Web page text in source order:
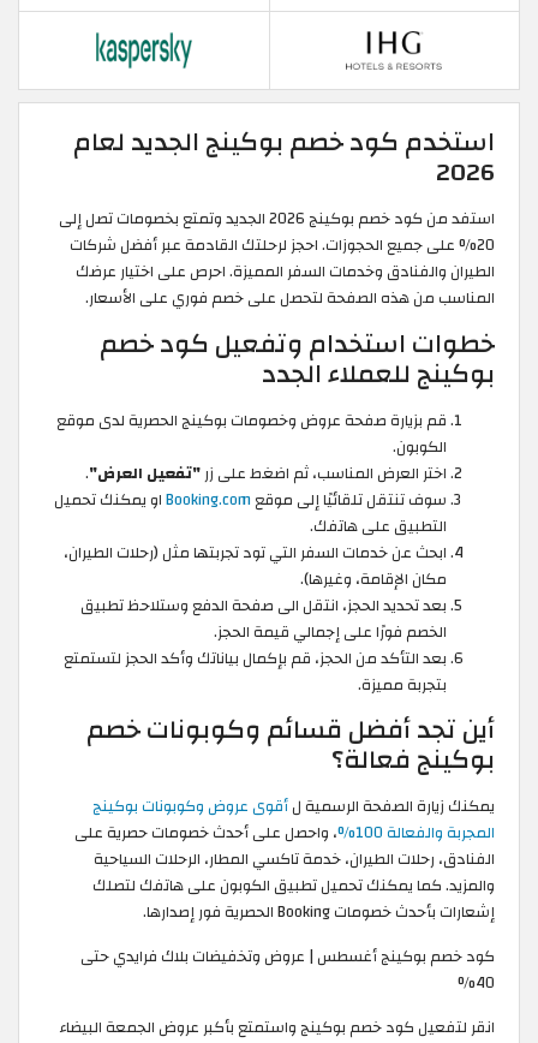
استخدم كود خصم بوكينج الجديد لعام
2026
استفد من كود خصم بوكينج 2026 الجديد وتمتع بخصومات تصل إلى
20% على جميع الحجوزات. احجز لرحلتك القادمة عبر أفضل شركات
الطيران والفنادق وخدمات السفر المميزة. احرص على اختيار عرضك
المناسب من هذه الصفحة لتحصل على خصم فوري على الأسعار.
خطوات استخدام وتفعيل كود خصم
بوكينج للعملاء الجدد
قم بزيارة صفحة عروض وخصومات بوكينج الحصرية لدى موقع
الكوبون.
اختر العرض المناسب، ثم اضغط على زر"تفعيل العرض".
سوف تنتقل تلقائيًا إلى موقع Booking.comاو يمكنك تحميل
التطبيق على هاتفك.
ابحث عن خدمات السفر التي تود تجربتها مثل (رحلات الطيران،
مكان الإقامة، وغيرها).
بعد تحديد الحجز، انتقل الى صفحة الدفع وستلاحظ تطبيق
الخصم فورًا على إجمالي قيمة الحجز.
بعد التأكد من الحجز، قم بإكمال بياناتك وأكد الحجز لتستمتع
بتجربة مميزة.
أين تجد أفضل قسائم وكوبونات خصم
بوكينج فعالة؟
يمكنك زيارة الصفحة الرسمية لأقوى عروض وكوبونات بوكينج
المجربة والفعالة 100%
، واحصل على أحدث خصومات حصرية على
الفنادق، رحلات الطيران، خدمة تاكسي المطار، الرحلات السياحية
والمزيد. كما يمكنك تحميل تطبيق الكوبون على هاتفك لتصلك
إشعارات بأحدث خصومات Booking الحصرية فور إصدارها.
كود خصم بوكينج أغسطس | عروض وتخفيضات بلاك فرايدي حتى
40%
انقر لتفعيل كود خصم بوكينج واستمتع بأكبر عروض الجمعة البيضاء